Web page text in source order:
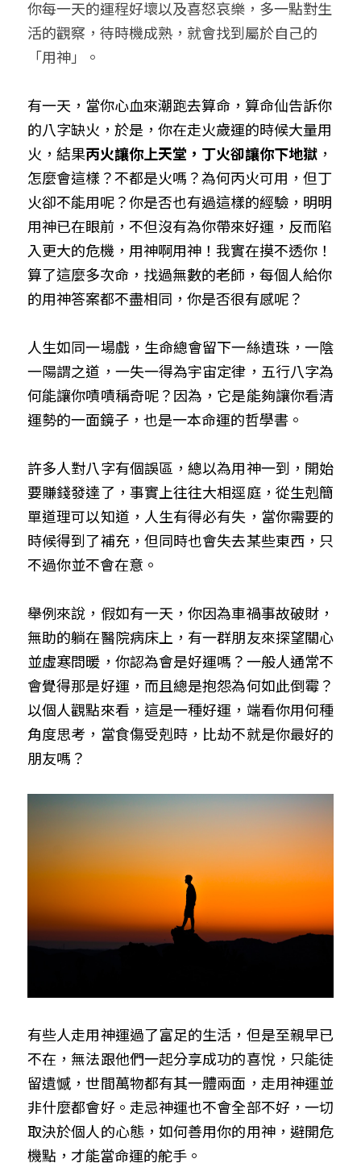
五行八字線上班
你每一天的運程好壞以及喜怒哀樂，多一點對生
活的觀察，待時機成熟，就會找到屬於自己的
「用神」。
有一天，當你心血來潮跑去算命，算命仙告訴你
的八字缺火，於是，你在走火歲運的時候大量用
火，結果丙火讓你上天堂，丁火卻讓你下地獄 ，
怎麼會這樣？不都是火嗎？為何丙火可用，但丁
火卻不能用呢？你是否也有過這樣的經驗，明明
用神已在眼前，不但沒有為你帶來好運，反而陷
入更大的危機，用神啊用神！我實在摸不透你！
算了這麼多次命，找過無數的老師，每個人給你
的用神答案都不盡相同，你是否很有感呢？
人生如同一場戲，生命總會留下一絲遺珠，一陰
一陽謂之道，一失一得為宇宙定律，五行八字為
何能讓你嘖嘖稱奇呢？因為，它是能夠讓你看清
運勢的一面鏡子，也是一本命運的哲學書。
許多人對八字有個誤區，總以為用神一到，開始
要賺錢發達了，事實上往往大相逕庭，從生剋簡
單道理可以知道，人生有得必有失，當你需要的
時候得到了補充，但同時也會失去某些東西，只
不過你並不會在意。
舉例來說，假如有一天，你因為車禍事故破財，
無助的躺在醫院病床上，有一群朋友來探望關心
並虛寒問暖，你認為會是好運嗎？一般人通常不
會覺得那是好運，而且總是抱怨為何如此倒霉？
以個人觀點來看，這是一種好運，端看你用何種
角度思考，當食傷受剋時，比劫不就是你最好的
朋友嗎？
有些人走用神運過了富足的生活，但是至親早已
不在，無法跟他們一起分享成功的喜悅，只能徒
留遺憾，世間萬物都有其一體兩面，走用神運並
非什麼都會好。走忌神運也不會全部不好，一切
取決於個人的心態，如何善用你的用神，避開危
機點，才能當命運的舵手。